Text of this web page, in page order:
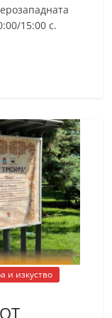
15:00 с.
и изкуство